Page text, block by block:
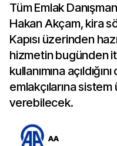
Tüm Emlak
Hakan Akçam, kira
Kapısı üzerinden
hizmetin bugünden
kullanımına
emlakçılarına
verebilecek.
AA